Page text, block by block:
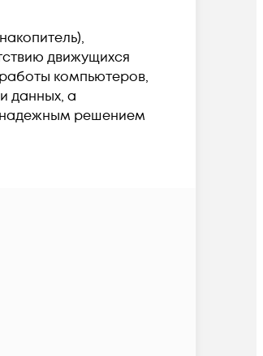
движущихся
компьютеров,
данных, а
надежным решением